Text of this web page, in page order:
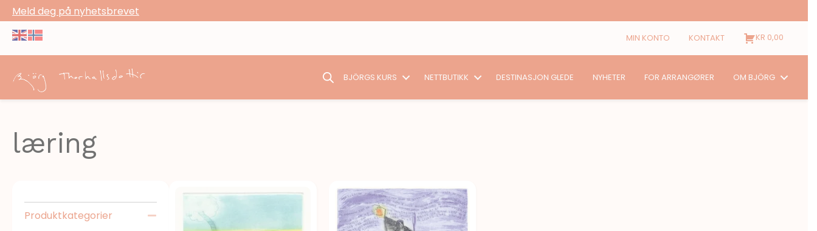
Meld deg på nyhetsbrevet
MIN KONTO KONTAKT KR 0,00
BJÖRGS KURS NETTBUTIKK DESTINASJON GLEDE NYHETER FOR ARRANGØRER OM BJÖRG
læring
Produktkategorier Skjul